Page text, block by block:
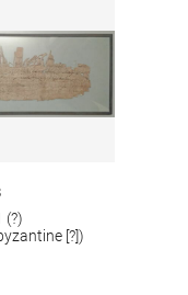
(?)
[?])